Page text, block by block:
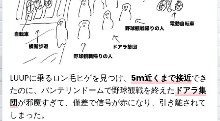
LUUPに乗るロン毛ヒゲを見つけ、5m近くまで接近でき
たのに、バンテリンドームで野球観戦を終えたドアラ集
団が邪魔すぎて、僅差で信号が赤になり、引き離されて
しまった。